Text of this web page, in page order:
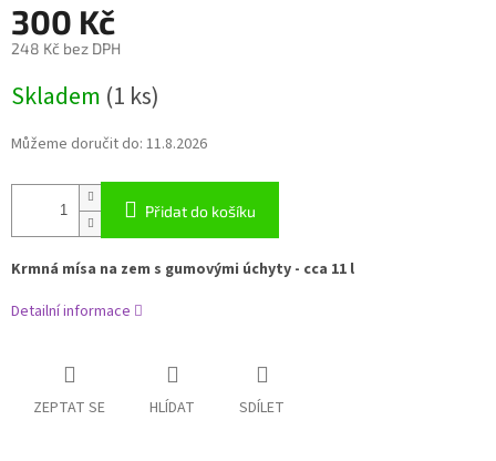
300 Kč
248 Kč bez DPH
cena:
Skladem (1 ks)
Můžeme doručit do: 11.8.2026
Přidat do košíku
Krmná mísa na zem s gumovými úchyty - cca 11 l
Detailní informace
ZEPTAT SE HLÍDAT SDÍLET